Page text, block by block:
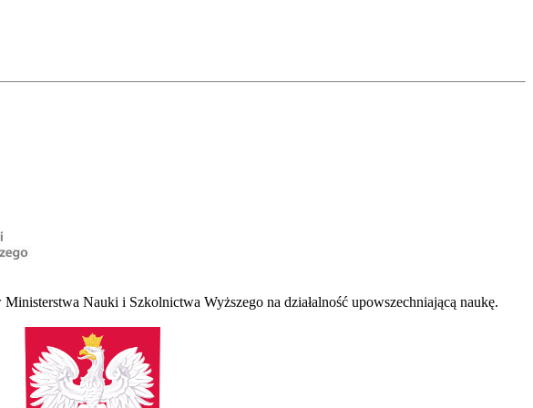
Nauki i Szkolnictwa Wyższego na działalność upowszechniającą naukę.